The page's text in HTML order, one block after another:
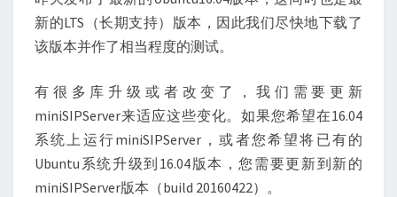
MINISIPSERVER
新的LTS（长期支持）版本，因此我们尽快地下载了
该版本并作了相当程度的测试。
有很多库升级或者改变了，我们需要更新
miniSIPServer来适应这些变化。如果您希望在16.04
系统上运行miniSIPServer，或者您希望将已有的
Ubuntu系统升级到16.04版本，您需要更新到新的
miniSIPServer版本（build 20160422）。